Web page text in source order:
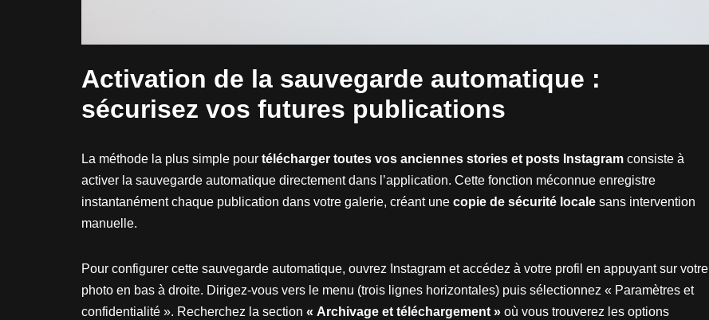
Activation de la sauvegarde automatique :
sécurisez vos futures publications
La méthode la plus simple pour télécharger toutes vos anciennes stories et posts Instagram consiste à
activer la sauvegarde automatique directement dans l’application. Cette fonction méconnue enregistre
instantanément chaque publication dans votre galerie, créant une copie de sécurité locale sans intervention
manuelle.
Pour configurer cette sauvegarde automatique, ouvrez Instagram et accédez à votre profil en appuyant sur votre
photo en bas à droite. Dirigez-vous vers le menu (trois lignes horizontales) puis sélectionnez « Paramètres et
confidentialité ». Recherchez la section « Archivage et téléchargement » où vous trouverez les options